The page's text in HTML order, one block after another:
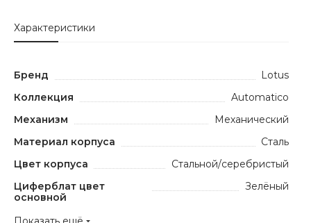
Характеристики
Бренд
Lotus
Коллекция
Automatico
Механизм
Механический
Материал корпуса
Сталь
Цвет корпуса
Стальной/серебристый
Циферблат цвет
основной
Зелёный